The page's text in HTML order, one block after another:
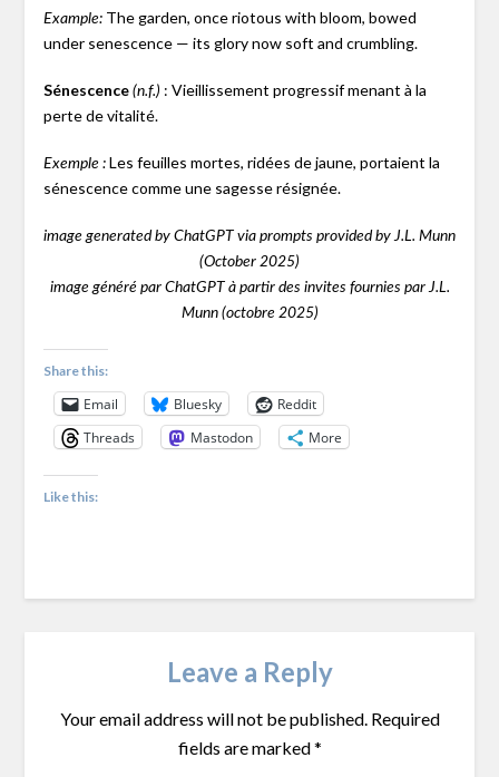
Example:The garden, once riotous with bloom, bowed
under senescence — its glory now soft and crumbling.
Sénescence (n.f.) : Vieillissement progressif menant à la
perte de vitalité.
Exemple :Les feuilles mortes, ridées de jaune, portaient la
sénescence comme une sagesse résignée.
image generated by ChatGPT via prompts provided by J.L. Munn
(October 2025)
image généré par ChatGPT à partir des invites fournies par J.L.
Munn (octobre 2025)
Share this:
Email Bluesky
Reddit
Threads
Mastodon More
Like this:
Leave a Reply
Your email address will not be published. Required
fields are marked*